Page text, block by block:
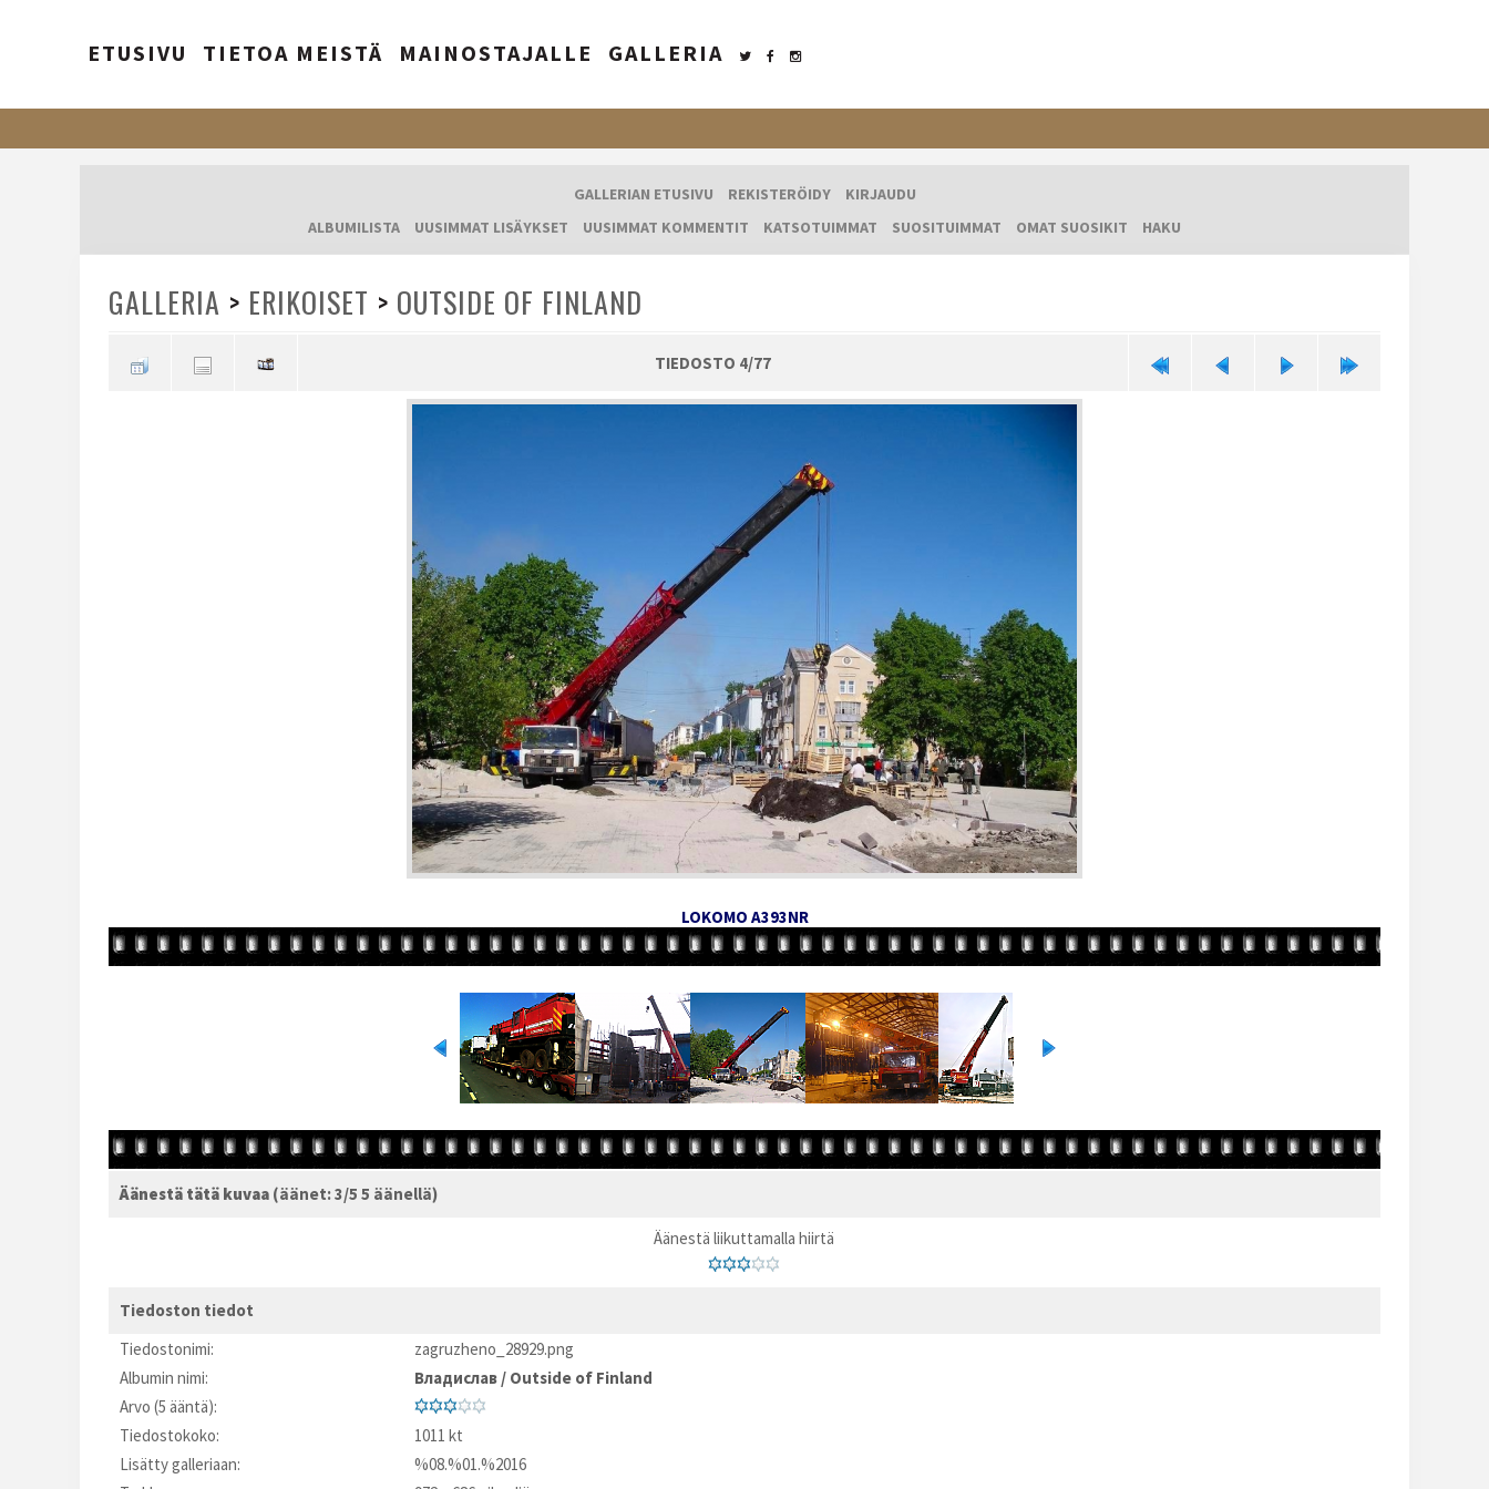
ETUSIVU TIETOA MEISTÄ MAINOSTAJALLE GALLERIA
GALLERIAN ETUSIVU REKISTERÖIDY
KIRJAUDU
ALBUMILISTA
UUSIMMAT LISÄYKSET UUSIMMAT KOMMENTIT KATSOTUIMMAT SUOSITUIMMAT OMAT SUOSIKIT HAKU
GALLERIA > ERIKOISET > OUTSIDE OF FINLAND
TIEDOSTO 4/77
LOKOMO A393NR
Äänestä tätä kuvaa (äänet: 3/5 5 äänellä)
Äänestä liikuttamalla hiirtä
Tiedoston tiedot
Tiedostonimi:
zagruzheno_28929.png
Albumin nimi:
Владислав / Outside of Finland
Arvo (5 ääntä):
Tiedostokoko:
1011 kt
Lisätty galleriaan:
%08.%01.%2016